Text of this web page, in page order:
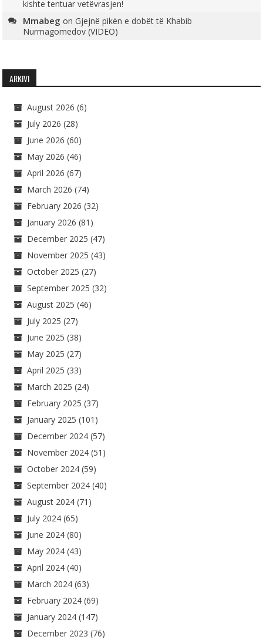
kishte tentuar vetëvrasjen!
Mmabeg onGjejnë pikën e dobët të Khabib
Nurmagomedov (VIDEO)
ARKIVI
August 2026 (6)
July 2026 (28)
June 2026 (60)
May 2026 (46)
April 2026 (67)
March 2026 (74)
February 2026 (32)
January 2026 (81)
December 2025 (47)
November 2025 (43)
October 2025 (27)
September 2025 (32)
August 2025 (46)
July 2025 (27)
June 2025 (38)
May 2025 (27)
April 2025 (33)
March 2025 (24)
February 2025 (37)
January 2025 (101)
December 2024 (57)
November 2024 (51)
October 2024 (59)
September 2024 (40)
August 2024 (71)
July 2024 (65)
June 2024 (80)
May 2024 (43)
April 2024 (40)
March 2024 (63)
February 2024 (69)
January 2024 (147)
December 2023 (76)